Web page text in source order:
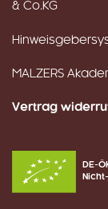
& Co.KG
MALZERS
Vertrag
DE-